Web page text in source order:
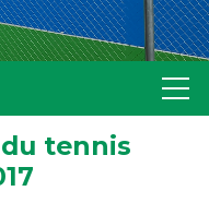
du tennis